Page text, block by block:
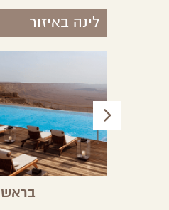
לינה באיזור